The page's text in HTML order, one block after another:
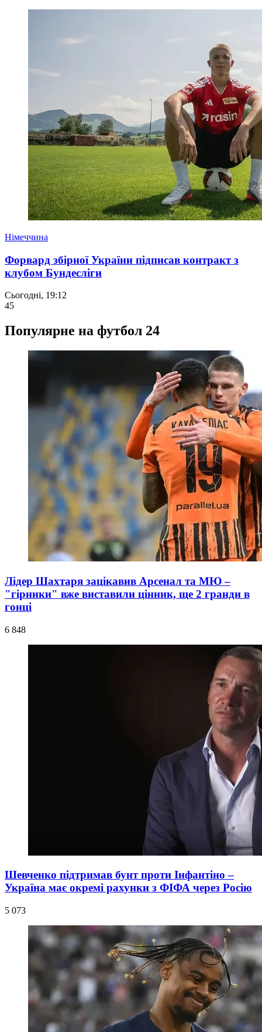
Німеччина
Форвард збірної України підписав контракт з
клубом Бундесліги
Сьогодні, 19:12
45
Популярне на футбол 24
Лідер Шахтаря зацікавив Арсенал та МЮ –
"гірники" вже виставили цінник, ще 2 гранди в
гонці
6 848
Шевченко підтримав бунт проти Інфантіно –
Україна має окремі рахунки з ФІФА через Росію
5 073